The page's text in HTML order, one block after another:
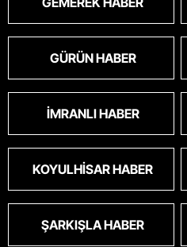
GÜRÜN HABER
İMRANLI HABER
KOYULHISAR HABER
ŞARKIŞLA HABER